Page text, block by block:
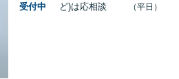
受付中
ど)は応相談
（平日）